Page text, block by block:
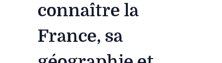
connaître la
France, sa